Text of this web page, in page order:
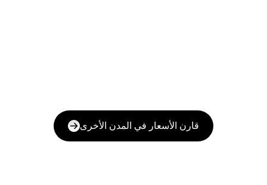
قارن الأسعار في المدن الأخرى